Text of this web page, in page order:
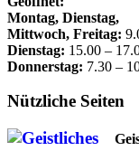
Montag, Dienstag,
Mittwoch, Freitag:
Dienstag: 15.00 –
Donnerstag: 7.30 –
Nützliche Seiten